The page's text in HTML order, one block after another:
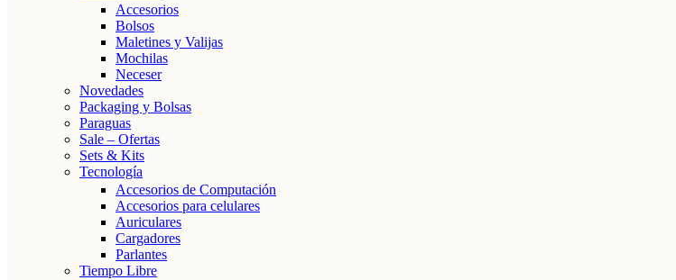
Accesorios
Bolsos
Maletines y Valijas
Mochilas
Neceser
Novedades
Packaging y Bolsas
Paraguas
Sale – Ofertas
Sets & Kits
Tecnología
Accesorios de Computación
Accesorios para celulares
Auriculares
Cargadores
Parlantes
Tiempo Libre